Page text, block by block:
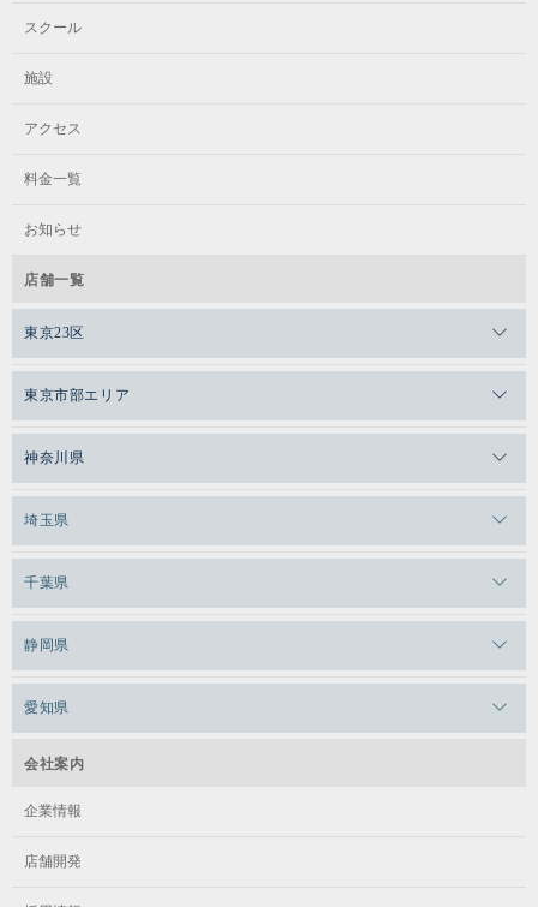
リトル/4歳～小学3年生
月・水・金 / 15:30～16:30
土 / 15:00～16:00
8,100円（税込 8,910円）
キッズ/小学1年生～小学6年生
月・水・金 / 16:30～17:30
火 / 17:00～18:00
土 / 16:00～17:00
8,100円（税込 8,910円）
ジュニア/小学4年生～中学3年生
月・水 / 17:30～18:30
8,100円（税込 8,910円）
バレエ/5歳～中学生
木 / 17:30～18:30
※バレエの経験年数などに応じて講師が在籍クラスをご案内します
イツ・シューズ・指定バッグ】
スケジュール
リトル/満4歳～小学3年生
火 / 16:00～17:00
8,100円（税込 8,910円）
キッズ/小学生
火 / 17:00～18:00
木 / 18:00～19:00
8,100円（税込 8,910円）
ジュニア/小学4年生～中学生
スクール
施設
アクセス
料金一覧
お知らせ
店舗一覧
東京23区
メガロスルフレ恵比寿
メガロス日比谷シャンテ
メガロス白金台
メガロス田端
メガロスキッズ錦糸町
メガロス葛飾
東京市部エリア
メガロス三鷹
メガロスルフレ三鷹
メガロス武蔵小金井
メガロスルフレ武蔵小金井
神奈川県
メガロス上永谷
メガロスルフレ上永谷
メガロス神奈川
メガロス日吉
メガロス綱島
メガロスルフレ綱島
メガロス市ヶ尾
埼玉県
メガロスルフレ草加
千葉県
メガロス本八幡
静岡県
愛知県
メガロステラッセ納屋橋
メガロス千種
会社案内
企業情報
店舗開発